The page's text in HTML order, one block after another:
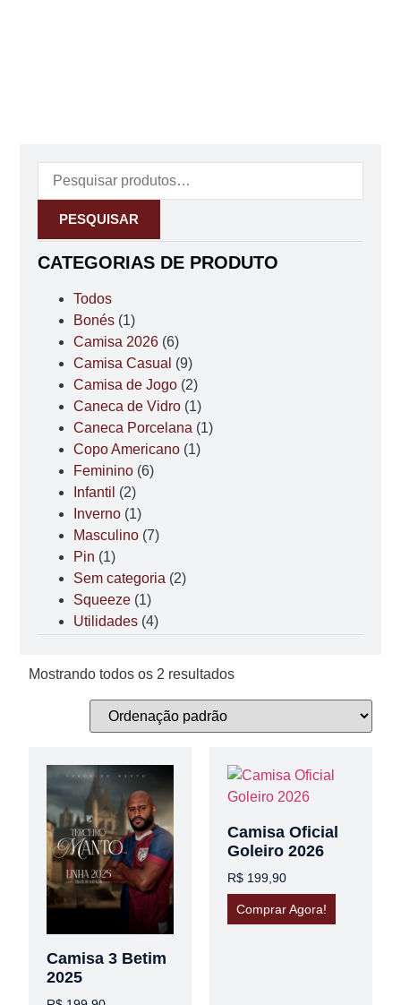
PESQUISAR
CATEGORIAS DE PRODUTO
Todos
Bonés (1)
Camisa 2026 (6)
Camisa Casual (9)
Camisa de Jogo (2)
Caneca de Vidro (1)
Caneca Porcelana (1)
Copo Americano (1)
Feminino (6)
Infantil (2)
Inverno (1)
Masculino (7)
Pin (1)
Sem categoria (2)
Squeeze (1)
Utilidades (4)
Mostrando todos os 2 resultados
Camisa 3 Betim
2025
Camisa Oficial
Goleiro 2026
R$ 199,90
Comprar Agora!